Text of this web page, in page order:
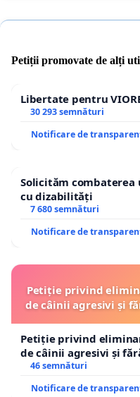
Petiții promovate de alți
Libertate pentru
30 293 semnături
Notificare de
Solicităm
cu dizabilități
7 680 semnături
Notificare de
Petiție privind
de câinii agresivi și
Petiție privind
de câinii agresivi și
46 semnături
Notificare de